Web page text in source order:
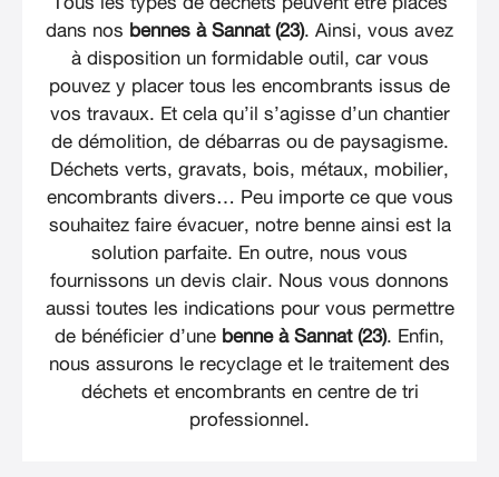
dans nos bennes à Sannat (23). Ainsi, vous avez
à disposition un formidable outil, car vous
pouvez y placer tous les encombrants issus de
vos travaux. Et cela qu’il s’agisse d’un chantier
de démolition, de débarras ou de paysagisme.
Déchets verts, gravats, bois, métaux, mobilier,
encombrants divers… Peu importe ce que vous
souhaitez faire évacuer, notre benne ainsi est la
solution parfaite. En outre, nous vous
fournissons un devis clair. Nous vous donnons
aussi toutes les indications pour vous permettre
de bénéficier d’une benne à Sannat (23). Enfin,
nous assurons le recyclage et le traitement des
déchets et encombrants en centre de tri
professionnel.